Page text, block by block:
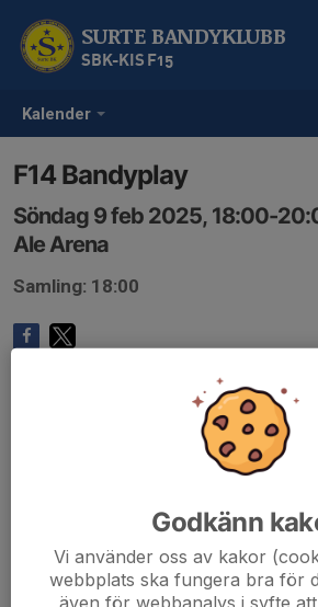
Kalender
SURTE BANDYKLUBB
SBK-KIS F15
F14 Bandyplay
Söndag 9 feb 2025, 18:00-
Ale Arena
Samling: 18:00
Godkänn
Vi använder oss av kakor
webbplats ska fungera bra för
även för webbanalys i syfte